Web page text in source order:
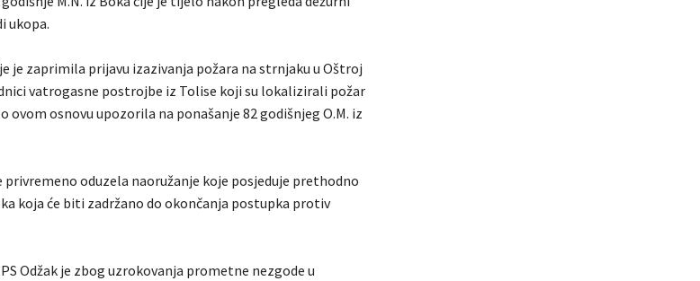
ukopa.
je zaprimila prijavu izazivanja požara na strnjaku u Oštroj
vatrogasne postrojbe iz Tolise koji su lokalizirali požar
ovom osnovu upozorila na ponašanje 82 godišnjeg O.M. iz
privremeno oduzela naoružanje koje posjeduje prethodno
koja će biti zadržano do okončanja postupka protiv
Odžak je zbog uzrokovanja prometne nezgode u